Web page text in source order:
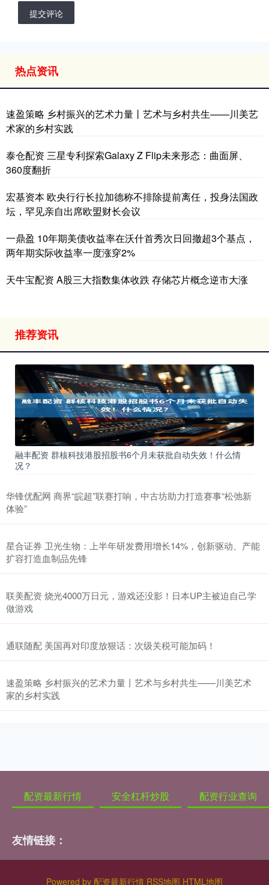
提交评论
热点资讯
速盈策略 乡村振兴的艺术力量丨艺术与乡村共生——川美艺
术家的乡村实践
泰仓配资 三星专利探索Galaxy Z Flip未来形态：曲面屏、
360度翻折
宏基资本 欧央行行长拉加德称不排除提前离任，投身法国政
坛，罕见亲自出席欧盟财长会议
一鼎盈 10年期美债收益率在沃什首秀次日回撤超3个基点，
两年期实际收益率一度涨穿2%
天牛宝配资 A股三大指数集体收跌 存储芯片概念逆市大涨
推荐资讯
融丰配资 群核科技港股招股书6个月未获批自动失效！什么情
况？
华锋优配网 商界“皖超”联赛打响，中古坊助力打造赛事“松弛新
体验”
星合证券 卫光生物：上半年研发费用增长14%，创新驱动、产能
扩容打造血制品先锋
联美配资 烧光4000万日元，游戏还没影！日本UP主被迫自己学
做游戏
通联随配 美国再对印度放狠话：次级关税可能加码！
速盈策略 乡村振兴的艺术力量丨艺术与乡村共生——川美艺术
家的乡村实践
配资最新行情 安全杠杆炒股 配资行业查询
友情链接：
Powered by 配资最新行情 RSS地图 HTML地图